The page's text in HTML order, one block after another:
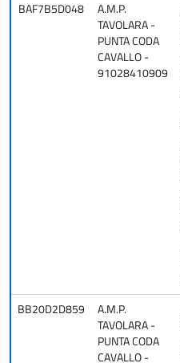
BAF7B5D048
A.M.P.
TAVOLARA -
PUNTA CODA
CAVALLO -
91028410909
BB20D2D859
A.M.P.
TAVOLARA -
PUNTA CODA
CAVALLO -